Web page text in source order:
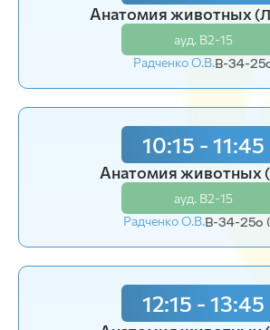
Морфология
ауд. В2-15
Радченко О.В.В-36-
14:00 -
Морфология
ауд. В2-15
Радченко О.В.В-36-
Анатомия животных
ауд. В2-15
Радченко О.В.В-34-
10:15 - 11:45
Анатомия животных
ауд. В2-15
Радченко О.В.В-34-25o
12:15 - 13:45